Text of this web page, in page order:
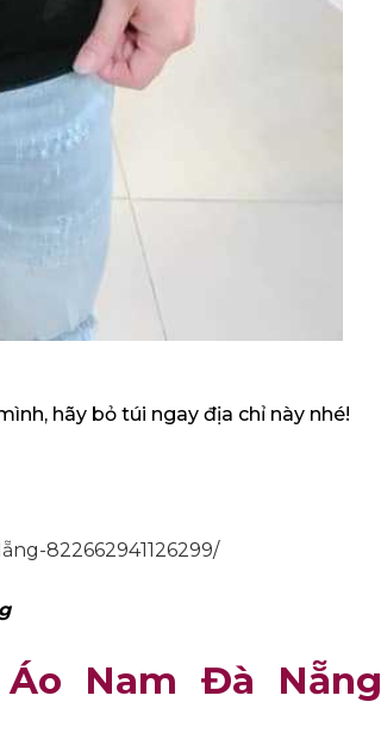
hãy bỏ túi ngay địa chỉ này nhé!
822662941126299/
Áo Nam Đà Nẵng